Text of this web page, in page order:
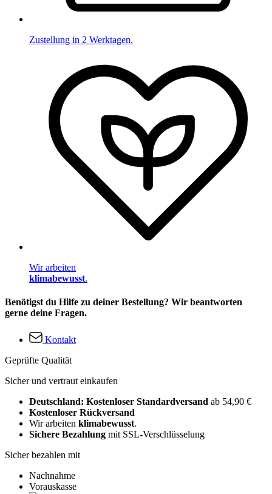
Zustellung in 2 Werktagen.
Wir arbeiten
klimabewusst.
Benötigst du Hilfe zu deiner Bestellung? Wir beantworten
gerne deine Fragen.
Kontakt
Geprüfte Qualität
Sicher und vertraut einkaufen
Deutschland: Kostenloser Standardversand ab 54,90 €
Kostenloser Rückversand
Wir arbeiten klimabewusst.
Sichere Bezahlung mit SSL-Verschlüsselung
Sicher bezahlen mit
Nachnahme
Vorauskasse